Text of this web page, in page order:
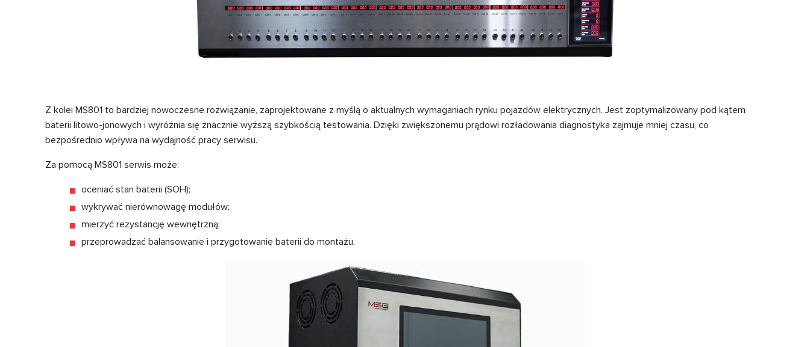
Z kolei MS801 to bardziej nowoczesne rozwiązanie, zaprojektowane z myślą o aktualnych wymaganiach rynku pojazdów elektrycznych. Jest zoptymalizowany pod kątem
baterii litowo-jonowych i wyróżnia się znacznie wyższą szybkością testowania. Dzięki zwiększonemu prądowi rozładowania diagnostyka zajmuje mniej czasu, co
bezpośrednio wpływa na wydajność pracy serwisu.
Za pomocą MS801 serwis może:
oceniać stan baterii (SOH);
wykrywać nierównowagę modułów;
mierzyć rezystancję wewnętrzną;
przeprowadzać balansowanie i przygotowanie baterii do montażu.